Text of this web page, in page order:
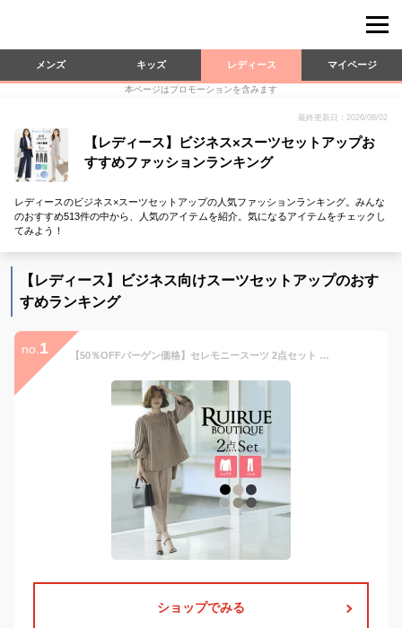
メンズ キッズ レディース マイページ
本ページはプロモーションを含みます
最終更新日：2026/08/02
【レディース】ビジネス×スーツセットアップお
すすめファッションランキング
レディースのビジネス×スーツセットアップの人気ファッションランキング。みんな
のおすすめ513件の中から、人気のアイテムを紹介。気になるアイテムをチェックし
てみよう！
【レディース】ビジネス向けスーツセットアップのおす
すめランキング
no. 1 【50％OFFバーゲン価格】セレモニースーツ 2点セット スーツ パンツスーツ ママスーツ フォーマルスーツ レディース ミセス 50代 40代 30代 七五三 入園 入学式 卒業式 親族 母親 女性 服装 大きいサイズ セットアップ 結婚式 黒 上品 通勤 即日発送 プレゼント ギフト
ショップでみる